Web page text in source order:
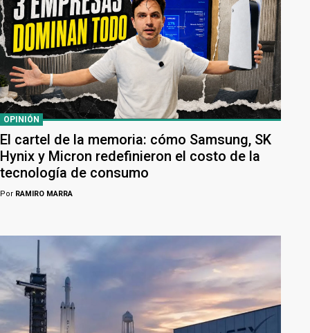
OPINIÓN
El cartel de la memoria: cómo Samsung, SK
Hynix y Micron redefinieron el costo de la
tecnología de consumo
Por RAMIRO MARRA